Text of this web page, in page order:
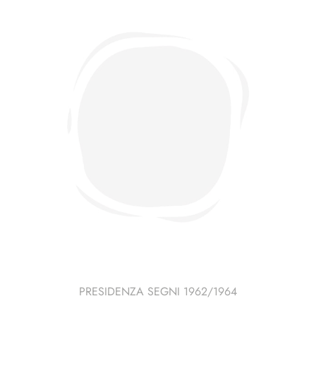
PRESIDENZA SEGNI 1962/1964